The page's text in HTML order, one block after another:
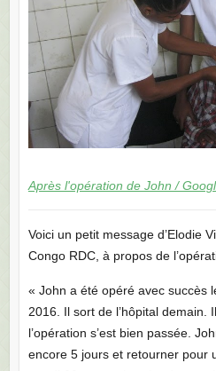
Après l'opération de John /
Voici un petit message d’Elodie
Congo RDC, à propos de
« John a été opéré avec succès
2016. Il sort de l’hôpital demain.
l’opération s’est bien passée.
encore 5 jours et retourner pour